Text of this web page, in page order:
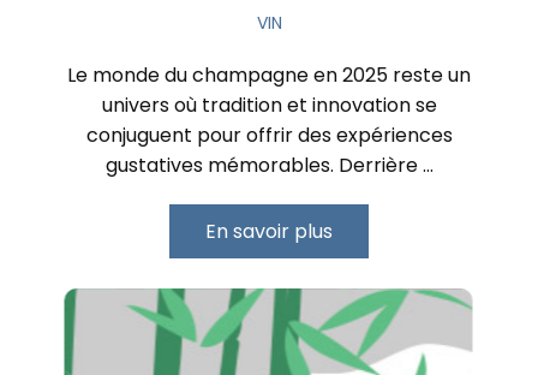
VIN
Le monde du champagne en 2025 reste un
univers où tradition et innovation se
conjuguent pour offrir des expériences
gustatives mémorables. Derrière …
En savoir plus